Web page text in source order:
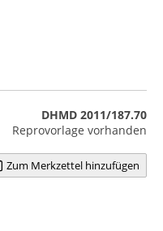
DHMD 2011/187.70
Reprovorlage vorhanden
Zum Merkzettel hinzufügen